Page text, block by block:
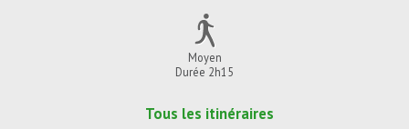
Moyen
Durée 2h15
Tous les itinéraires